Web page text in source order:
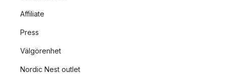
Affiliate
Press
Välgörenhet
Nordic Nest outlet